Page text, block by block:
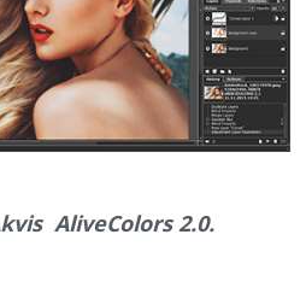
AliveColors 2.0.